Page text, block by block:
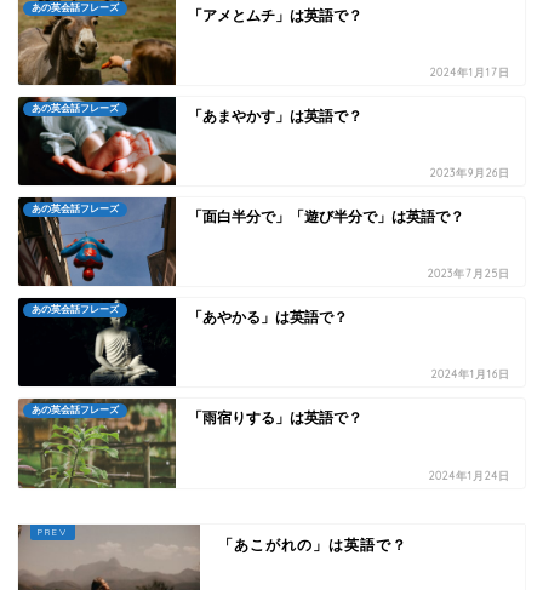
あの英会話フレーズ 「アメとムチ」は英語で？
2024年1月17日
あの英会話フレーズ 「あまやかす」は英語で？
2023年9月26日
あの英会話フレーズ 「面白半分で」「遊び半分で」は英語で？
2023年7月25日
あの英会話フレーズ 「あやかる」は英語で？
2024年1月16日
あの英会話フレーズ 「雨宿りする」は英語で？
2024年1月24日
「あこがれの」は英語で？